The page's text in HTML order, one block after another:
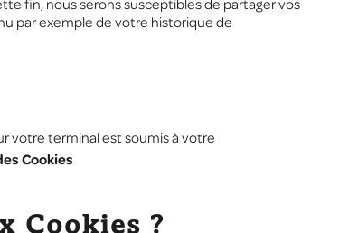
fin, nous serons susceptibles de partager vos
par exemple de votre historique de
votre terminal est soumis à votre
Cookies
Cookies ?